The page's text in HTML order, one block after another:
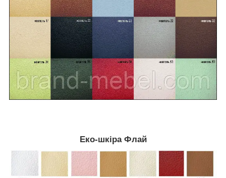
Еко-шкіра Флай